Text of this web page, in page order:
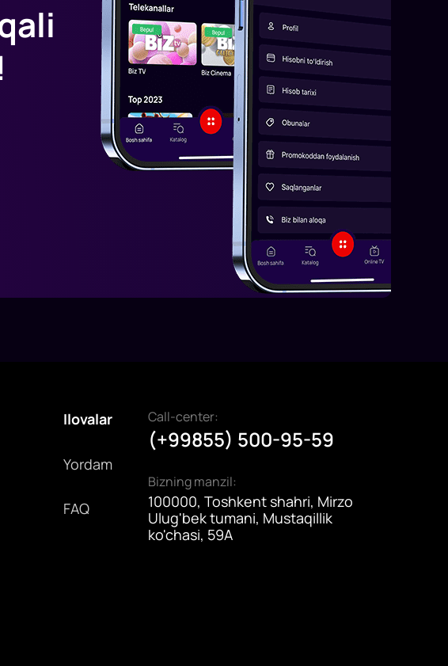
Ilovalar
Yordam
FAQ
Call-center:
(+99855) 500-95-59
Bizning manzil:
100000, Toshkent shahri, Mirzo
Ulug'bek tumani, Mustaqillik
ko'chasi, 59A